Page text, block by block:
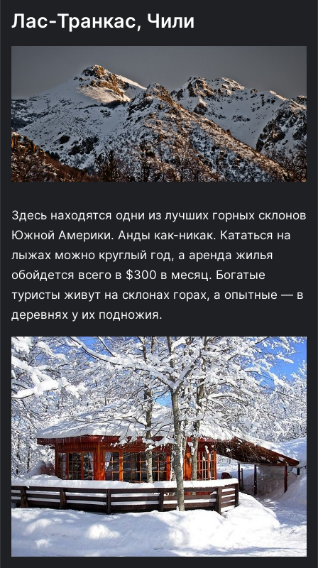
Лас-Транкас, Чили
Здесь находятся одни из лучших горных склонов
Южной Америки. Анды как-никак. Кататься на
лыжах можно круглый год, а аренда жилья
обойдется всего в $300 в месяц. Богатые
туристы живут на склонах горах, а опытные — в
деревнях у их подножия.